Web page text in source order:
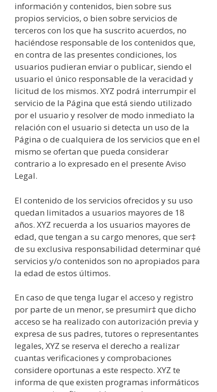
información y contenidos, bien sobre sus
propios servicios, o bien sobre servicios de
terceros con los que ha suscrito acuerdos, no
haciéndose responsable de los contenidos que,
en contra de las presentes condiciones, los
usuarios pudieran enviar o publicar, siendo el
usuario el único responsable de la veracidad y
licitud de los mismos. XYZ podrá interrumpir el
servicio de la Página que está siendo utilizado
por el usuario y resolver de modo inmediato la
relación con el usuario si detecta un uso de la
Página o de cualquiera de los servicios que en el
mismo se ofertan que pueda considerar
contrario a lo expresado en el presente Aviso
Legal.
El contenido de los servicios ofrecidos y su uso
quedan limitados a usuarios mayores de 18
años. XYZ recuerda a los usuarios mayores de
edad, que tengan a su cargo menores, que ser‡
de su exclusiva responsabilidad determinar qué
servicios y/o contenidos son no apropiados para
la edad de estos últimos.
En caso de que tenga lugar el acceso y registro
por parte de un menor, se presumir‡ que dicho
acceso se ha realizado con autorización previa y
expresa de sus padres, tutores o representantes
legales, XYZ se reserva el derecho a realizar
cuantas verificaciones y comprobaciones
considere oportunas a este respecto. XYZ te
informa de que existen programas informáticos